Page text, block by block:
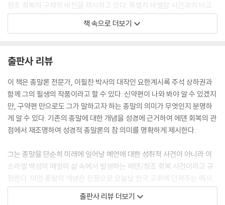
창조 회복의 구체적 비전을 제시하고 있다. 특별히 바벨탑 사건과의 비교
하여 바벨탑 무리들이 꿈꿨던 “큰 이름”(11:4)을 하나님은 하나님의 방식
대로 대리 통치자로서 아브람에게 제공해 주실 것을 약속하신다(12:2).
이사야 46장 10절 말씀은 창조와 종말의 상관성을 매우 의미심장하게 내
포하고 있음을 보여준다. 따라서 창조는 종말을 함의하고 종말은 단순히
끝이 아니라 창조 목적이 이루어지거나 회복되는 순간을 가리킨다.
--- p.757
바벨론 포로 해방(새출애굽)으로부터 돌아온 남은자는 새예루살렘에 거
아가 나오게 될 것이다. 이런 과정은 큰 틀에서 에덴 회복이란 메타 내러티
브에 모두 수렴된다. 곧 에덴 회복을 지향하며 에덴 회복의 결과를 가져 오
는데 이것이 이사야의 종말론이다.
--- p.785
책 속으로 더보기
출판사 리뷰
이 책은 종말론 전문가, 이필찬 박사의 대작인 요한계시록 주석 상하권과
함께 그의 필생의 작품이라고 할 수 있다. 신약편이 나와 봐야 알 수 있겠지
만, 구약편 만으로도 그가 말하고자 하는 종말의 의미가 무엇인지 분명하
게 알 수 있다. 기존의 종말에 대한 개념을 성경에 근거하여 에덴 회복의 관
점에서 재조명하여 성경적 종말론의 참 의미를 명확하게 제시한다.
그는 종말을 단순히 미래에 일어날 예언에 대한 성취적 사건이 아니라 이
스라엘 백성의 매일의 삶 속에서 발생하는 에덴/창조 회복 사건이라고 규
정한다. 이런 종말의 개념은 진정으로 오늘날 한국 교회에 던져주는 메시
지가 적지 않다고 할 수 있다. 곧 미래에 일어날 희망 고문으로서 재림 사건
에만 천착해 있는 한국 교회의 종말론을 수정할 필요성을 이끌어 내고 있
출판사 리뷰 더보기